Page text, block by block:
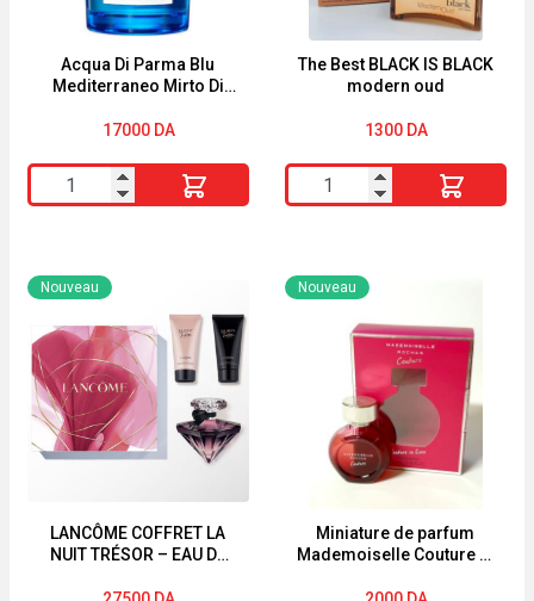
Acqua Di Parma Blu
Mediterraneo Mirto Di
Spray 75ml
17000 DA
quantité
de
Di
Parma
Blu
Mediterraneo
Mirto
Panarea
Toilette
The Best BLACK IS BLACK
modern oud
1300 DA
quantité
de
Best
BLACK
modern
LANCÔME COFFRET LA
NUIT TRÉSOR – EAU DE
Nouveau
Miniature de parfum
Mademoiselle Couture in
Nouveau